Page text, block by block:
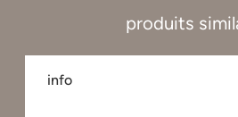
produits
info